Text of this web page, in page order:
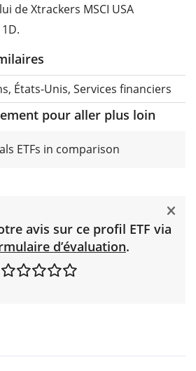
de Xtrackers MSCI USA
États-Unis, Services financiers
pour aller plus loin
ETFs in comparison
avis sur ce profil ETF via
d’évaluation.